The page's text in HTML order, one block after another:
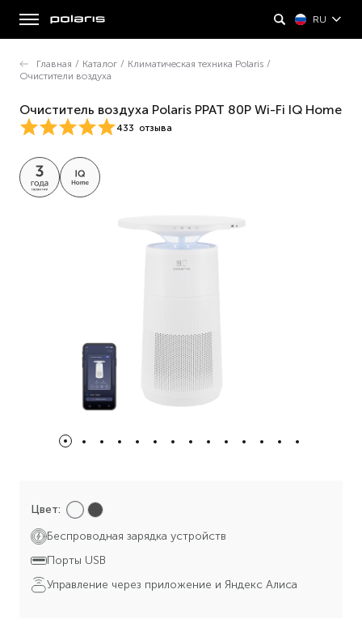
RU
Главная / Каталог / Климатическая техника Polaris /
Очистители воздуха
Очиститель воздуха Polaris PPAT 80P Wi-Fi IQ Home
433 отзыва
Цвет:
Беспроводная зарядка устройств
Порты USB
Управление через приложение и Яндекс Алиса